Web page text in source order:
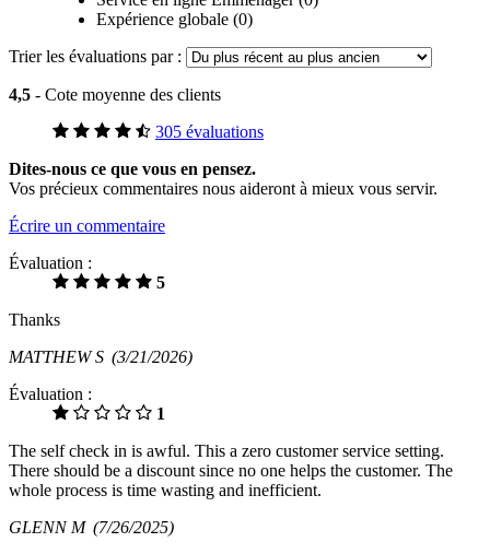
Expérience globale (0)
Trier les évaluations par :
4,5 - Cote moyenne des clients
305 évaluations
Dites-nous ce que vous en pensez.
Vos précieux commentaires nous aideront à mieux vous servir.
Écrire un commentaire
Évaluation :
5
Thanks
MATTHEW S (3/21/2026)
Évaluation :
1
The self check in is awful. This a zero customer service setting.
There should be a discount since no one helps the customer. The
whole process is time wasting and inefficient.
GLENN M (7/26/2025)